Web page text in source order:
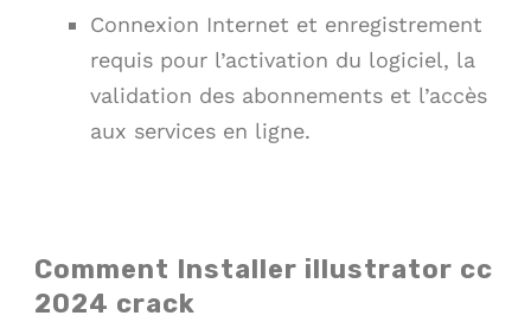
Connexion Internet et enregistrement
requis pour l’activation du logiciel, la
validation des abonnements et l’accès
aux services en ligne.
Comment Installer illustrator cc
2024 crack